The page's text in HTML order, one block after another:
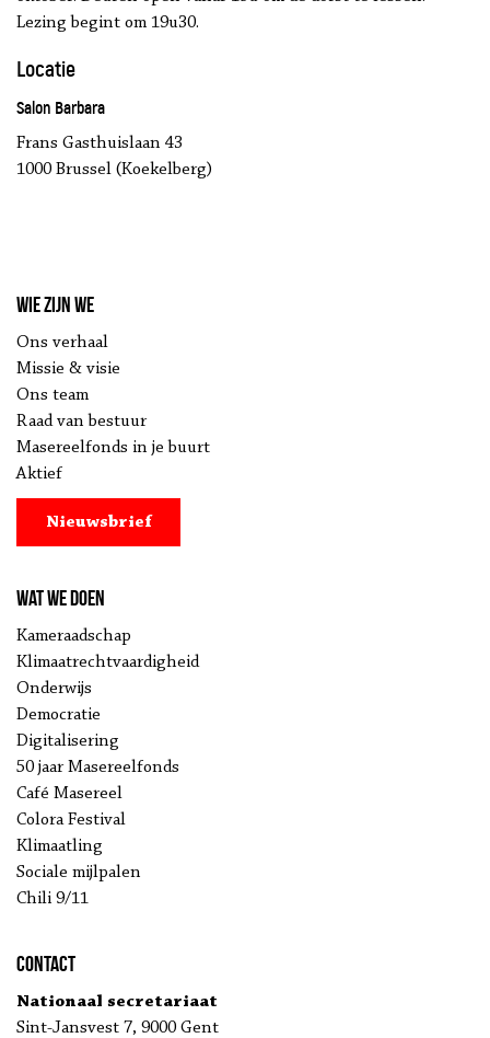
Lezing begint om 19u30.
Locatie
Salon Barbara
Frans Gasthuislaan 43
1000 Brussel (Koekelberg)
Wie zijn we
Ons verhaal
Missie & visie
Ons team
Raad van bestuur
Masereelfonds in je buurt
Aktief
Nieuwsbrief
Wat we doen
Kameraadschap
Klimaatrechtvaardigheid
Onderwijs
Democratie
Digitalisering
50 jaar Masereelfonds
Café Masereel
Colora Festival
Klimaatling
Sociale mijlpalen
Chili 9/11
Contact
Nationaal secretariaat
Sint-Jansvest 7, 9000 Gent